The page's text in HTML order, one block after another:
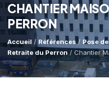
Dépannage Vitrages
Vitrine Magasin
Expertise Bris De Glace
MINI-
Capacité De Levage
CHANTIER
PERRON
Accueil /Références / Pose
Retraite du Perron / Chantier